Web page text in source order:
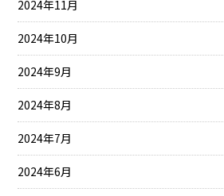
2024年11月
2024年10月
2024年9月
2024年8月
2024年7月
2024年6月